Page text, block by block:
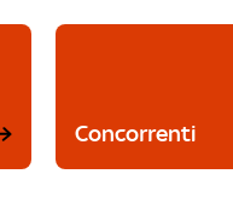
Concorrenti